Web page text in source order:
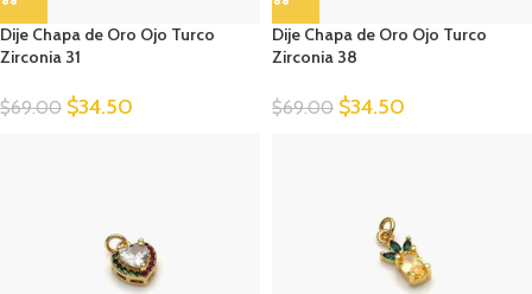
Dije Chapa de Oro Ojo Turco
Zirconia 31
$69.00 $34.50
Dije Chapa de Oro Ojo Turco
Zirconia 38
$69.00 $34.50